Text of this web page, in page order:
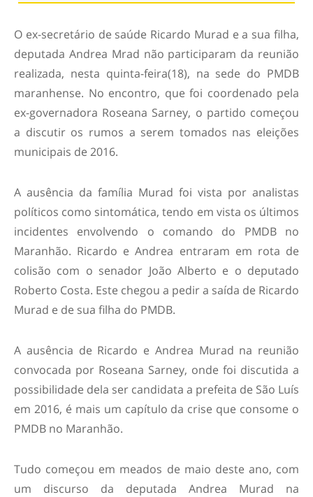
O ex-secretário de saúde Ricardo Murad e a sua filha,
deputada Andrea Mrad não participaram da reunião
realizada, nesta quinta-feira(18), na sede do PMDB
maranhense. No encontro, que foi coordenado pela
ex-governadora Roseana Sarney, o partido começou
a discutir os rumos a serem tomados nas eleições
municipais de 2016.
A ausência da família Murad foi vista por analistas
políticos como sintomática, tendo em vista os últimos
incidentes envolvendo o comando do PMDB no
Maranhão. Ricardo e Andrea entraram em rota de
colisão com o senador João Alberto e o deputado
Roberto Costa. Este chegou a pedir a saída de Ricardo
Murad e de sua filha do PMDB.
A ausência de Ricardo e Andrea Murad na reunião
convocada por Roseana Sarney, onde foi discutida a
possibilidade dela ser candidata a prefeita de São Luís
em 2016, é mais um capítulo da crise que consome o
PMDB no Maranhão.
Tudo começou em meados de maio deste ano, com
um discurso da deputada Andrea Murad na